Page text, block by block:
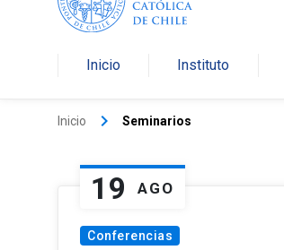
Inicio Instituto
Inicio keyboard_arrow_right Seminarios
19 AGO
Conferencias